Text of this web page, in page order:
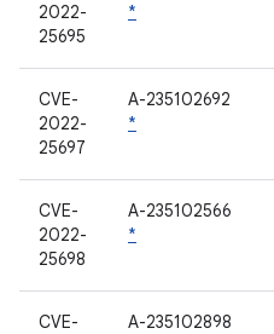
2022-
25695
*
CVE-
2022-
25697
A-235102692
*
CVE-
2022-
25698
A-235102566
*
CVE-
A-235102898